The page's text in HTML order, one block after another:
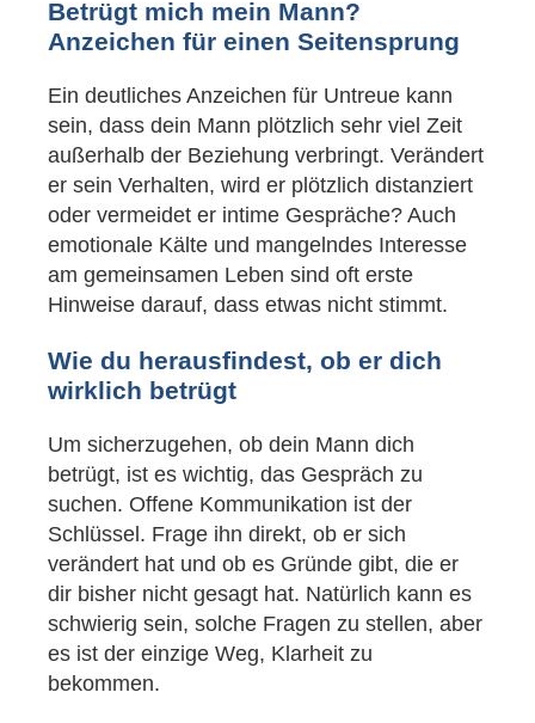
Betrügt mich mein Mann?
Anzeichen für einen Seitensprung
Ein deutliches Anzeichen für Untreue kann
sein, dass dein Mann plötzlich sehr viel Zeit
außerhalb der Beziehung verbringt. Verändert
er sein Verhalten, wird er plötzlich distanziert
oder vermeidet er intime Gespräche? Auch
emotionale Kälte und mangelndes Interesse
am gemeinsamen Leben sind oft erste
Hinweise darauf, dass etwas nicht stimmt.
Wie du herausfindest, ob er dich
wirklich betrügt
Um sicherzugehen, ob dein Mann dich
betrügt, ist es wichtig, das Gespräch zu
suchen. Offene Kommunikation ist der
Schlüssel. Frage ihn direkt, ob er sich
verändert hat und ob es Gründe gibt, die er
dir bisher nicht gesagt hat. Natürlich kann es
schwierig sein, solche Fragen zu stellen, aber
es ist der einzige Weg, Klarheit zu
bekommen.